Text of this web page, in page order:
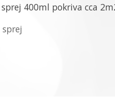
sprej 400ml pokriva cca